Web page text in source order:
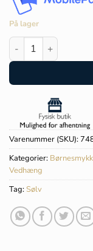
På lager
by Bonells sølv
Varenummer (SKU):
Kategorier:
Vedhæng
Tag: Sølv